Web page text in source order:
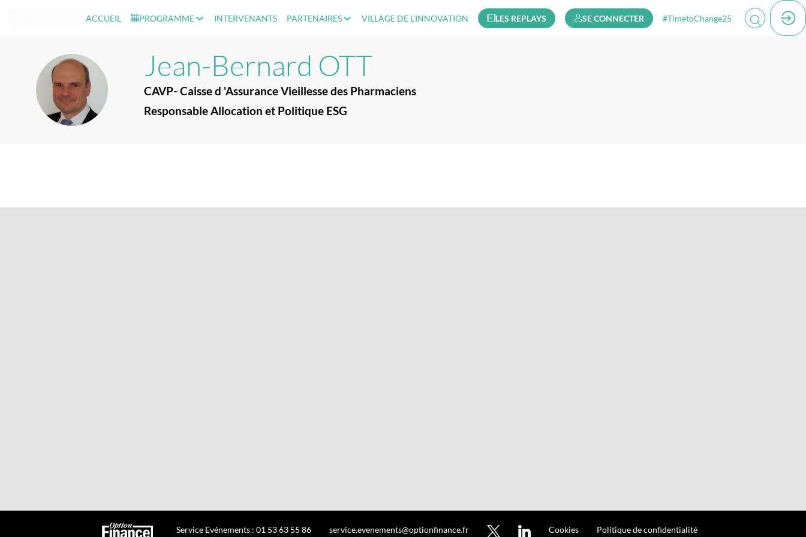
ACCUEIL PROGRAMME INTERVENANTS PARTENAIRES VILLAGE DE L'INNOVATION LES REPLAYS SE CONNECTER #TimetoChange25
JO
Jean-Bernard OTT
CAVP- Caisse d 'Assurance Vieillesse des Pharmaciens
Responsable Allocation et Politique ESG
Service Evénements : 01 53 63 55 86 service.evenements@optionfinance.fr Cookies Politique de confidentialité